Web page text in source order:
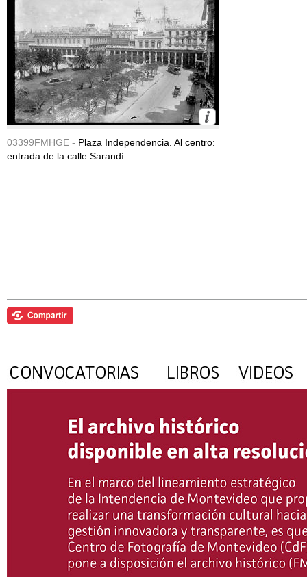
03399FMHGE - Plaza Independencia. Al centro:
entrada de la calle Sarandí.